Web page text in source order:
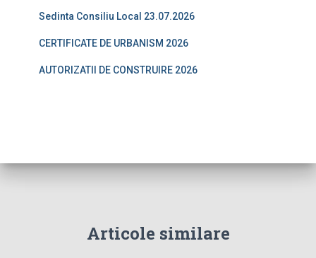
Sedinta Consiliu Local 23.07.2026
CERTIFICATE DE URBANISM 2026
AUTORIZATII DE CONSTRUIRE 2026
Articole similare